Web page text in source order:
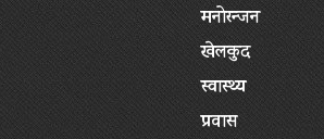
मनोरन्जन
खेलकुद
स्वास्थ्य
प्रवास